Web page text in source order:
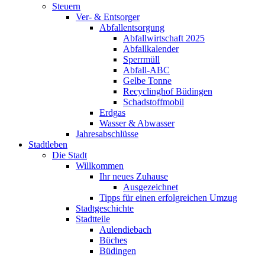
Steuern
Ver- & Entsorger
Abfallentsorgung
Abfallwirtschaft 2025
Abfallkalender
Sperrmüll
Abfall-ABC
Gelbe Tonne
Recyclinghof Büdingen
Schadstoffmobil
Erdgas
Wasser & Abwasser
Jahresabschlüsse
Stadtleben
Die Stadt
Willkommen
Ihr neues Zuhause
Ausgezeichnet
Tipps für einen erfolgreichen Umzug
Stadtgeschichte
Stadtteile
Aulendiebach
Büches
Büdingen